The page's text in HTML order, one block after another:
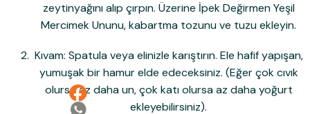
zeytinyağını alıp çırpın. Üzerine İpek Değirmen Yeşil
Mercimek Ununu, kabartma tozunu ve tuzu ekleyin.
Kıvam: Spatula veya elinizle karıştırın. Ele hafif yapışan,
yumuşak bir hamur elde edeceksiniz. (Eğer çok cıvık
olursa az daha un, çok katı olursa az daha yoğurt
ekleyebilirsiniz).